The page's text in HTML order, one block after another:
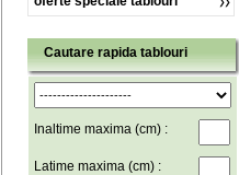
Cautare rapida tablouri
Inaltime maxima (cm) :
Latime maxima (cm) :